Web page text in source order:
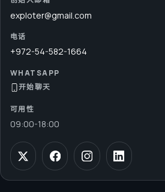
exploter@gmail.com
电话
+972-54-582-1664
WHATSAPP
开始聊天
可用性
09:00-18:00